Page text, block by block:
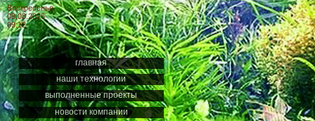
Воскресенье
09.08.2026
09:12
главная
наши технологии
выполненные проекты
новости компании